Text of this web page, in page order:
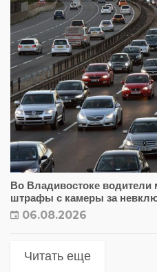
Во Владивостоке водители
штрафы с камеры за
06.08.2026
Читать еще